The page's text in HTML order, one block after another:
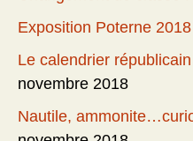
Exposition Poterne 2018
Le calendrier
novembre 2018
Nautile,